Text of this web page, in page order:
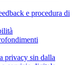
e procedura di
privacy sin dalla